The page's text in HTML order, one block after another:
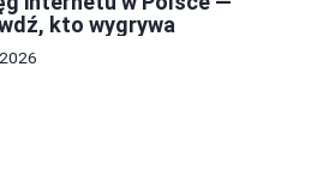
kto wygrywa